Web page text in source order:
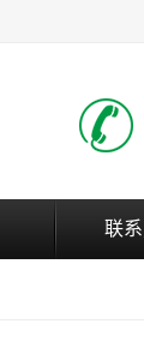
联